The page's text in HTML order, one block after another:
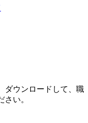
ダウンロードして、職
い。